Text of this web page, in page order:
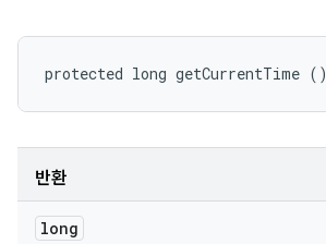
protected long getCurrentTime ()
반환
long